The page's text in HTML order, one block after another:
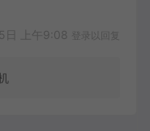
日 上午9:08